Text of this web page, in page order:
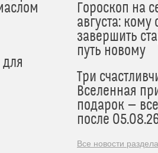
Гороскоп на
августа: кому
завершить
путь новому
Три
Вселенная
подарок —
после
Все новости раздела